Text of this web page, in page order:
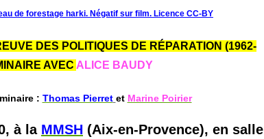
de forestage harki. Négatif sur film. Licence CC-BY
DES POLITIQUES DE RÉPARATION (1962-
AVEC ALICE BAUDY
: Thomas Pierret et Marine Poirier
à la MMSH (Aix-en-Provence), en salle